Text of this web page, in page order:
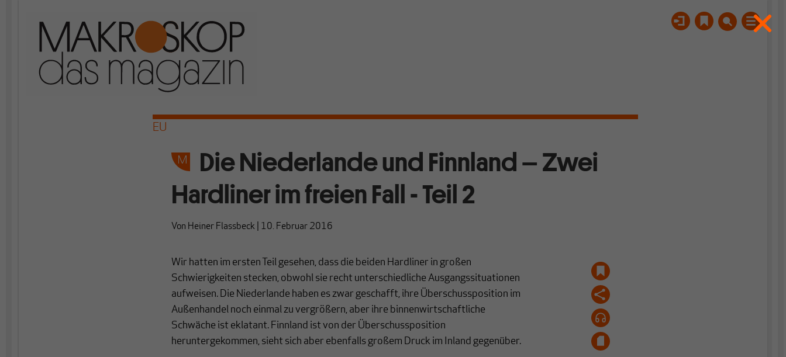
EU
Die Niederlande und Finnland – Zwei
Hardliner im freien Fall - Teil 2
Von Heiner Flassbeck 10. Februar 2016
Wir hatten im ersten Teil gesehen, dass die beiden Hardliner in großen
Schwierigkeiten stecken, obwohl sie recht unterschiedliche Ausgangssituationen
aufweisen. Die Niederlande haben es zwar geschafft, ihre Überschussposition im
Außenhandel noch einmal zu vergrößern, aber ihre binnenwirtschaftliche
Schwäche ist eklatant. Finnland ist von der Überschussposition
heruntergekommen, sieht sich aber ebenfalls großem Druck im Inland gegenüber.